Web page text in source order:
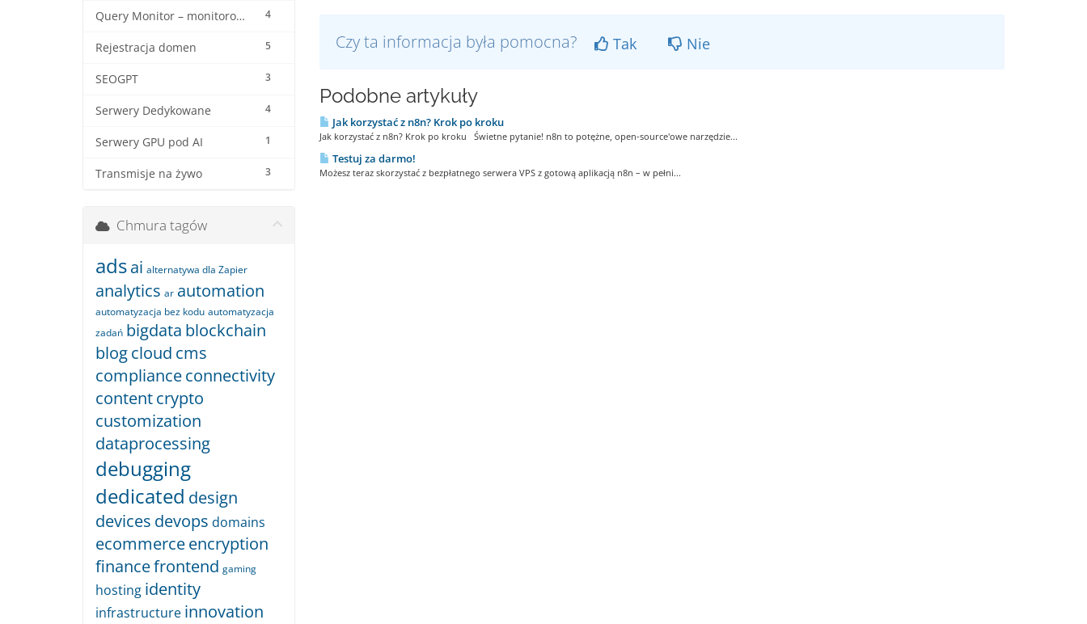
4
Query Monitor – monitorowanie wordpressa
5
Rejestracja domen
3
SEOGPT
4
Serwery Dedykowane
1
Serwery GPU pod AI
3
Transmisje na żywo
Czy ta informacja była pomocna? Tak Nie
Podobne artykuły
Jak korzystać z n8n? Krok po kroku
Jak korzystać z n8n? Krok po kroku Świetne pytanie! n8n to potężne, open-source'owe narzędzie...
Testuj za darmo!
Możesz teraz skorzystać z bezpłatnego serwera VPS z gotową aplikacją n8n – w pełni...
Chmura tagów
adsai alternatywa dla Zapier
analytics ar automation
automatyzacja bez kodu automatyzacja
zadań bigdata blockchain
blogcloud cms
complianceconnectivity
contentcrypto
customization
dataprocessing
debugging
dedicated design
devices devops domains
ecommerceencryption
financefrontend gaming
hosting identity
infrastructure innovation